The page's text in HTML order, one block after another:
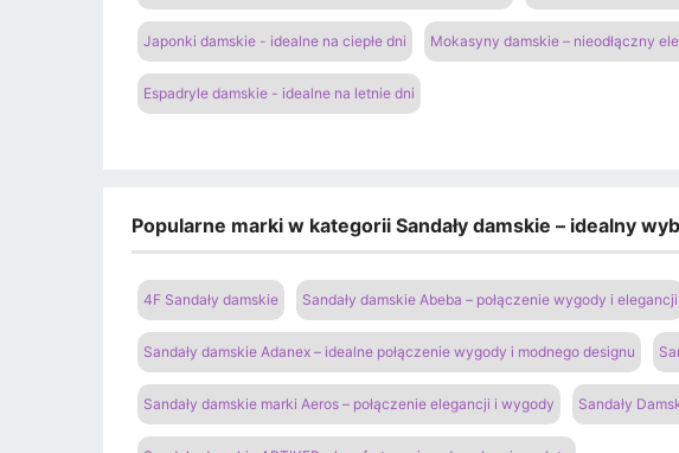
Japonki damskie - idealne na ciepłe dni Mokasyny damskie – nieodłączny
Espadryle damskie - idealne na letnie dni
Popularne marki w kategorii Sandały damskie – idealny
4F Sandały damskie Sandały damskie Abeba – połączenie wygody i elegancji
Sandały damskie Adanex – idealne połączenie wygody i modnego designu
Sandały damskie marki Aeros – połączenie elegancji i wygody Sandały